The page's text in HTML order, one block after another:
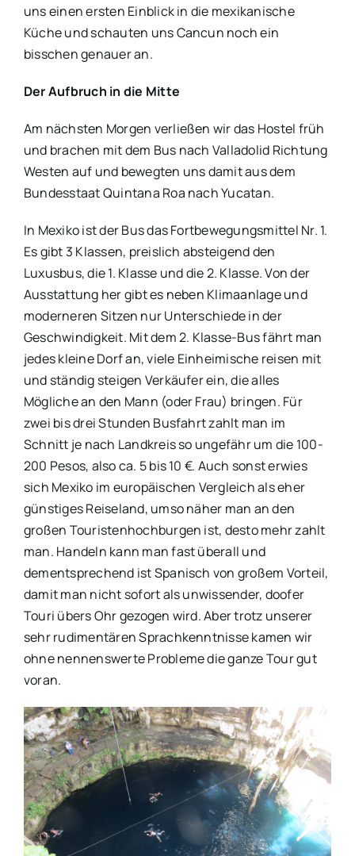
uns einen ersten Einblick in die mexikanische
Küche und schauten uns Cancun noch ein
bisschen genauer an.
Der Aufbruch in die Mitte
Am nächsten Morgen verließen wir das Hostel früh
und brachen mit dem Bus nach Valladolid Richtung
Westen auf und bewegten uns damit aus dem
Bundesstaat Quintana Roa nach Yucatan.
In Mexiko ist der Bus das Fortbewegungsmittel Nr. 1.
Es gibt 3 Klassen, preislich absteigend den
Luxusbus, die 1. Klasse und die 2. Klasse. Von der
Ausstattung her gibt es neben Klimaanlage und
moderneren Sitzen nur Unterschiede in der
Geschwindigkeit. Mit dem 2. Klasse-Bus fährt man
jedes kleine Dorf an, viele Einheimische reisen mit
und ständig steigen Verkäufer ein, die alles
Mögliche an den Mann (oder Frau) bringen. Für
zwei bis drei Stunden Busfahrt zahlt man im
Schnitt je nach Landkreis so ungefähr um die 100-
200 Pesos, also ca. 5 bis 10 €. Auch sonst erwies
sich Mexiko im europäischen Vergleich als eher
günstiges Reiseland, umso näher man an den
großen Touristenhochburgen ist, desto mehr zahlt
man. Handeln kann man fast überall und
dementsprechend ist Spanisch von großem Vorteil,
damit man nicht sofort als unwissender, doofer
Touri übers Ohr gezogen wird. Aber trotz unserer
sehr rudimentären Sprachkenntnisse kamen wir
ohne nennenswerte Probleme die ganze Tour gut
voran.